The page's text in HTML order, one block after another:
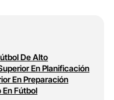
De Alto
En Planificación
En Preparación
Fútbol